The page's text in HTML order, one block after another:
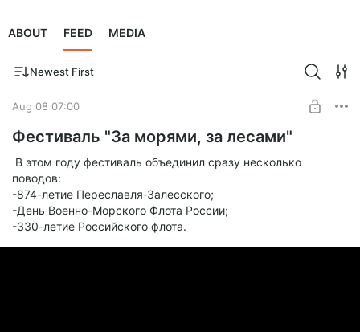
ABOUT FEED MEDIA
Newest First
Aug 08 07:00
Фестиваль "За морями, за лесами"
В этом году фестиваль объединил сразу несколько
поводов:
-874-летие Переславля-Залесского;
-День Военно-Морского Флота России;
-330-летие Российского флота.